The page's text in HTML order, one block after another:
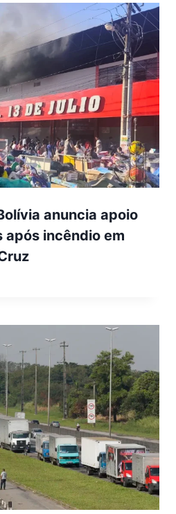
anuncia apoio
após incêndio em